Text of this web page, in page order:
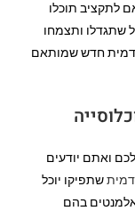
לתקציב תוכלו
שתגדלו ותצמחו
חדש שמותאם
ואתם יודעים
שתפיקו יוכל
בהם